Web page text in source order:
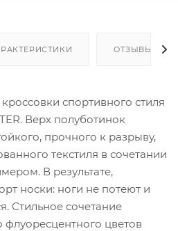
ОТЗЫВЫ
спортивного стиля
Верх полуботинок
прочного к разрыву,
текстиля в сочетании
В результате,
носки: ноги не потеют и
Стильное сочетание
цветов